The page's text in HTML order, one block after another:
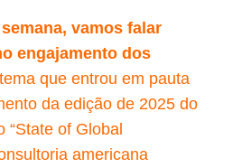
vamos falar
engajamento dos
que entrou em pauta
da edição de 2025 do
“State of Global
americana